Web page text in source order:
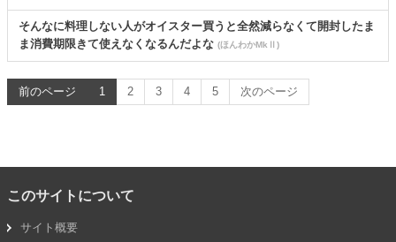
そんなに料理しない人がオイスター買うと全然減らなくて開封したま
ま消費期限きて使えなくなるんだよな (ほんわかMkⅡ)
前のページ 1 2 3 4 5 次のページ
このサイトについて
サイト概要